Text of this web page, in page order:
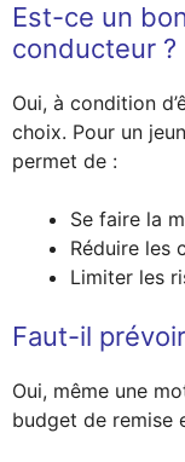
Est-ce un
conducteur ?
Oui, à condition
choix. Pour un
permet de :
Se faire la
Réduire les
Limiter les
Faut-il
Oui, même une
budget de remise